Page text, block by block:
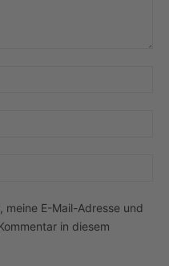
meine E-Mail-Adresse und
in diesem